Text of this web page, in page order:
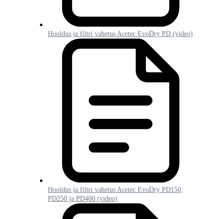
Hooldus ja filtri vahetus Acetec EvoDry PD (video)
Hooldus ja filtri vahetus Acetec EvoDry PD150,
PD250 ja PD400 (video)